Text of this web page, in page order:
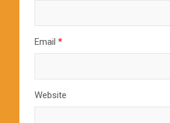
Email *
Website